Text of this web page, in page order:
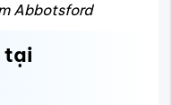
Abbotsford
tại